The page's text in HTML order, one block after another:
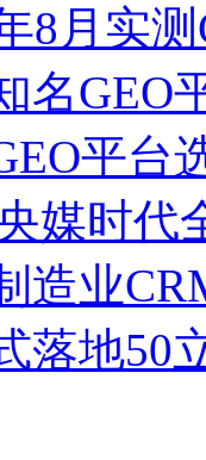
8月实
名GEO
平台
媒时代
造业
落地50